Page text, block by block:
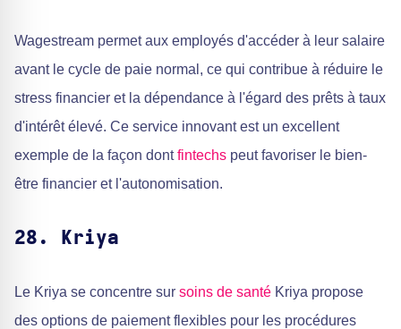
Wagestream permet aux employés d'accéder à leur salaire
avant le cycle de paie normal, ce qui contribue à réduire le
stress financier et la dépendance à l'égard des prêts à taux
d'intérêt élevé. Ce service innovant est un excellent
exemple de la façon dontfintechs peut favoriser le bien-
être financier et l'autonomisation.
28. Kriya
Le Kriya se concentre sur soins de santé Kriya propose
des options de paiement flexibles pour les procédures